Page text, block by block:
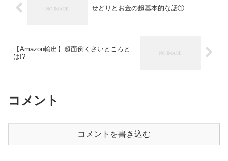
せどりとお金の超基本的な話①
【Amazon輸出】超面倒くさいところと
は!?
コメント
コメントを書き込む